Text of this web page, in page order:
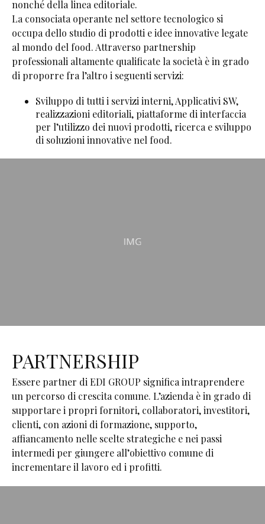
nonché della linea editoriale.
La consociata operante nel settore tecnologico si
occupa dello studio di prodotti e idee innovative legate
al mondo del food. Attraverso partnership
professionali altamente qualificate la società è in grado
di proporre fra l’altro i seguenti servizi:
Sviluppo di tutti i servizi interni, Applicativi SW,
realizzazioni editoriali, piattaforme di interfaccia
per l’utilizzo dei nuovi prodotti, ricerca e sviluppo
di soluzioni innovative nel food.
PARTNERSHIP
Essere partner di EDI GROUP significa intraprendere
un percorso di crescita comune. L’azienda è in grado di
supportare i propri fornitori, collaboratori, investitori,
clienti, con azioni di formazione, supporto,
affiancamento nelle scelte strategiche e nei passi
intermedi per giungere all’obiettivo comune di
incrementare il lavoro ed i profitti.